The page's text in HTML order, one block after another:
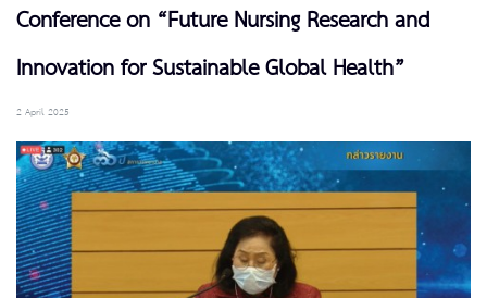
Conference on “Future Nursing Research and
Innovation for Sustainable Global Health”
2 April 2025